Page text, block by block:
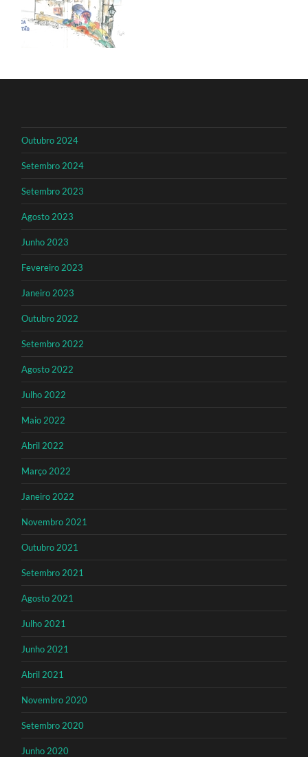
Outubro 2024
Setembro 2024
Setembro 2023
Agosto 2023
Junho 2023
Fevereiro 2023
Janeiro 2023
Outubro 2022
Setembro 2022
Agosto 2022
Julho 2022
Maio 2022
Abril 2022
Março 2022
Janeiro 2022
Novembro 2021
Outubro 2021
Setembro 2021
Agosto 2021
Julho 2021
Junho 2021
Abril 2021
Novembro 2020
Setembro 2020
Junho 2020